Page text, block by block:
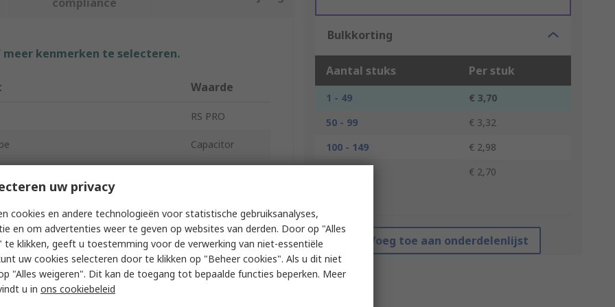
Bulkkorting
Aantal stuks Per stuk
1 - 49
€ 3,70
50 - 99
€ 3,32
100 - 149
€ 2,98
€ 2,70
Voeg toe aan onderdelenlijst
kenmerken te selecteren.
Waarde
RS PRO
Capacitor
31mm
Temperature -40°C
uw privacy
cookies en andere technologieën voor statistische gebruiksanalyses,
en om advertenties weer te geven op websites van derden. Door op "Alles
te klikken, geeft u toestemming voor de verwerking van niet-essentiële
uw cookies selecteren door te klikken op "Beheer cookies". Als u dit niet
"Alles weigeren". Dit kan de toegang tot bepaalde functies beperken. Meer
u in ons cookiebeleid